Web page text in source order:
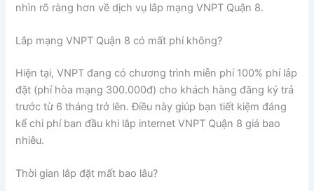
nhìn rõ ràng hơn về dịch vụ lắp mạng VNPT Quận 8.
Lắp mạng VNPT Quận 8 có mất phí không?
Hiện tại, VNPT đang có chương trình miễn phí 100% phí lắp
đặt (phí hòa mạng 300.000đ) cho khách hàng đăng ký trả
trước từ 6 tháng trở lên. Điều này giúp bạn tiết kiệm đáng
kể chi phí ban đầu khi lắp internet VNPT Quận 8 giá bao
nhiêu.
Thời gian lắp đặt mất bao lâu?